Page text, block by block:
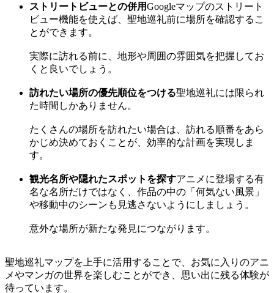
ストリートビューとの併用Googleマップのストリート
ビュー機能を使えば、聖地巡礼前に場所を確認するこ
とができます。
実際に訪れる前に、地形や周囲の雰囲気を把握してお
くと良いでしょう。
訪れたい場所の優先順位をつける聖地巡礼には限られ
た時間しかありません。
たくさんの場所を訪れたい場合は、訪れる順番をあら
かじめ決めておくことが、効率的な計画を実現しま
す。
観光名所や隠れたスポットを探すアニメに登場する有
名な名所だけではなく、作品の中の「何気ない風景」
や移動中のシーンも見逃さないようにしましょう。
意外な場所が新たな発見につながります。
聖地巡礼マップを上手に活用することで、お気に入りのアニ
メやマンガの世界を楽しむことができ、思い出に残る体験が
待っています。